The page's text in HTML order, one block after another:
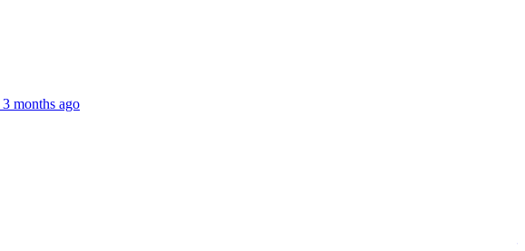
3 months ago